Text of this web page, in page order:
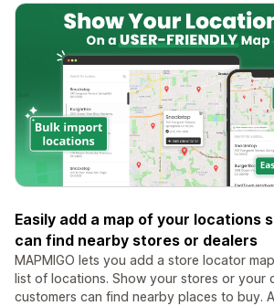
Easily add a map of your locations
can find nearby stores or dealers
MAPMIGO lets you add a store locator
list of locations. Show your stores or your
customers can find nearby places to buy.